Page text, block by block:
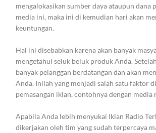
mengalokasikan sumber daya ataupun dana
media ini, maka ini di kemudian hari akan
keuntungan.
Hal ini disebabkan karena akan banyak
mengetahui seluk beluk produk Anda.
banyak pelanggan berdatangan dan akan
Anda. Inilah yang menjadi salah satu faktor
pemasangan iklan, contohnya dengan media
Apabila Anda lebih menyukai Iklan Radio
dikerjakan oleh tim yang sudah terpercaya